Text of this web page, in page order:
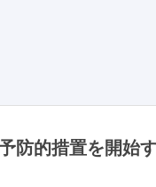
防的措置を開始